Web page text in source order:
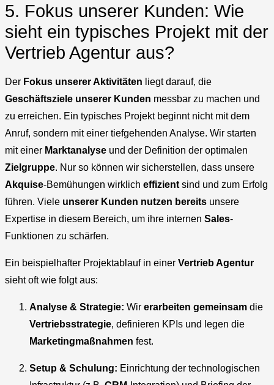
5. Fokus unserer Kunden: Wie
sieht ein typisches Projekt mit der
Vertrieb Agentur aus?
Der Fokus unserer Aktivitäten liegt darauf, die
Geschäftsziele unserer Kunden messbar zu machen und
zu erreichen. Ein typisches Projekt beginnt nicht mit dem
Anruf, sondern mit einer tiefgehenden Analyse. Wir starten
mit einer Marktanalyse und der Definition der optimalen
Zielgruppe. Nur so können wir sicherstellen, dass unsere
Akquise-Bemühungen wirklich effizient sind und zum Erfolg
führen. Viele unserer Kunden nutzen bereits unsere
Expertise in diesem Bereich, um ihre internen Sales-
Funktionen zu schärfen.
Ein beispielhafter Projektablauf in einer Vertrieb Agentur
sieht oft wie folgt aus:
Analyse & Strategie: Wir erarbeiten gemeinsam die
Vertriebsstrategie, definieren KPIs und legen die
Marketingmaßnahmen fest.
Setup & Schulung: Einrichtung der technologischen